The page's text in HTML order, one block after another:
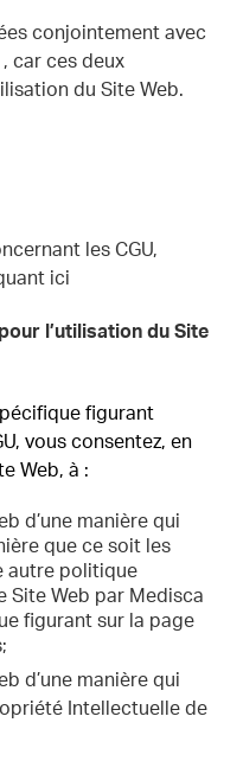
conjointement avec
, car ces deux
du Site Web.
les CGU,
ici
l’utilisation du Site
figurant
vous consentez, en
Web, à :
d’une manière qui
que ce soit les
autre politique
Site Web par Medisca
figurant sur la page
d’une manière qui
Intellectuelle de